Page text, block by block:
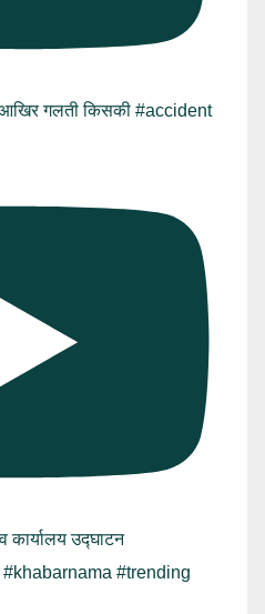
गलती किसकी #accident
कार्यालय उद्घाटन
#trending